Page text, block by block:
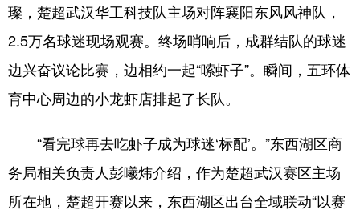
璨，楚超武汉华工科技队主场对阵襄阳东风风神队，
2.5万名球迷现场观赛。终场哨响后，成群结队的球迷
边兴奋议论比赛，边相约一起“嗦虾子”。瞬间，五环体
育中心周边的小龙虾店排起了长队。
“看完球再去吃虾子成为球迷‘标配’。”东西湖区商
务局相关负责人彭曦炜介绍，作为楚超武汉赛区主场
所在地，楚超开赛以来，东西湖区出台全域联动“以赛